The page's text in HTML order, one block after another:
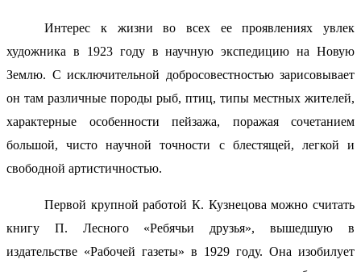
Интерес к жизни во всех ее проявлениях увлек
художника в 1923 году в научную экспедицию на Новую
Землю. С исключительной добросовестностью зарисовывает
он там различные породы рыб, птиц, типы местных жителей,
характерные особенности пейзажа, поражая сочетанием
большой, чисто научной точности с блестящей, легкой и
свободной артистичностью.
Первой крупной работой К. Кузнецова можно считать
книгу П. Лесного «Ребячьи друзья», вышедшую в
издательстве «Рабочей газеты» в 1929 году. Она изобилует